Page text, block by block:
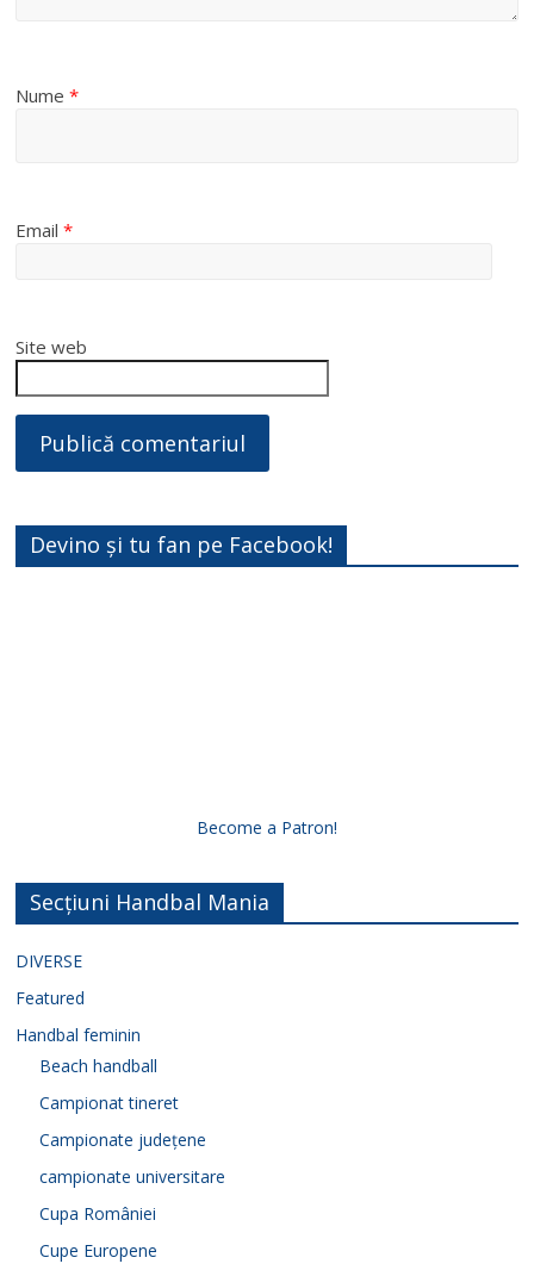
Nume*
Email*
Site web
Devino și tu fan pe Facebook!
Become a Patron!
Secțiuni Handbal Mania
DIVERSE
Featured
Handbal feminin
Beach handball
Campionat tineret
Campionate județene
campionate universitare
Cupa României
Cupe Europene